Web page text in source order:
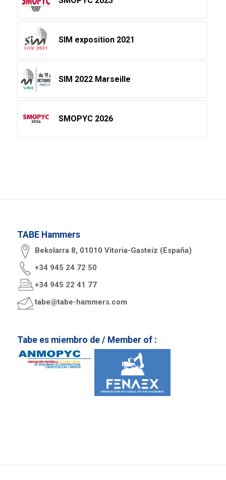
SIM exposition 2021
SIM 2022 Marseille
SMOPYC 2026
TABE Hammers
Bekolarra 8, 01010 Vitoria-Gasteiz (España)
+34 945 24 72 50
+34 945 22 41 77
tabe@tabe-hammers.com
Tabe es miembro de / Member of :